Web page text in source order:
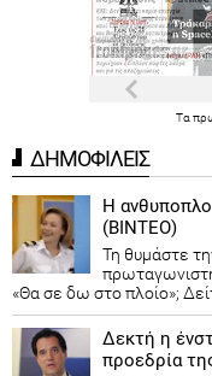
Τα
ΔΗΜΟΦΙΛΕΙΣ
Η
(ΒΙΝΤΕΟ)
Τη θυμάστε
«Θα σε δω στο πλοίο»;
Δεκτή η
προεδρία